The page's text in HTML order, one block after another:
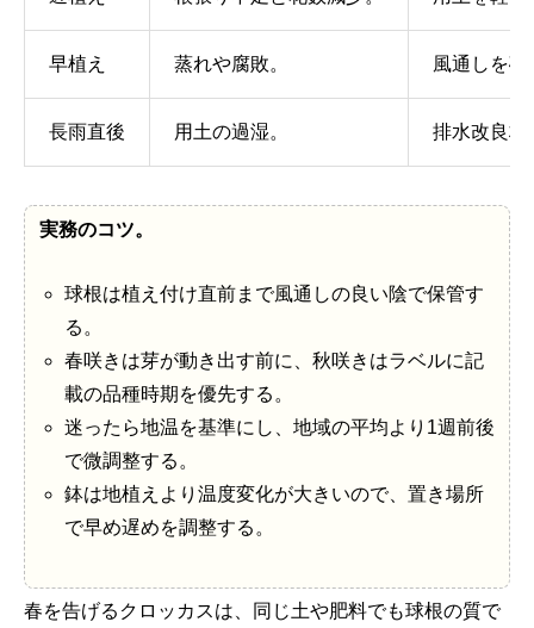
早植え 蒸れや腐敗。 風通しを
長雨直後 用土の過湿。 排水改良材
実務のコツ。
球根は植え付け直前まで風通しの良い陰で保管す
る。
春咲きは芽が動き出す前に、秋咲きはラベルに記
載の品種時期を優先する。
迷ったら地温を基準にし、地域の平均より1週前後
で微調整する。
鉢は地植えより温度変化が大きいので、置き場所
で早め遅めを調整する。
春を告げるクロッカスは、同じ土や肥料でも球根の質で